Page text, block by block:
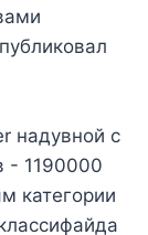
надувной с
- 1190000
категории